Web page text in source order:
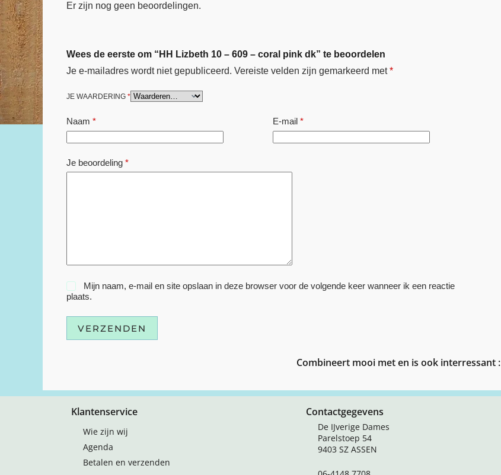
Er zijn nog geen beoordelingen.
Wees de eerste om “HH Lizbeth 10 – 609 – coral pink dk” te beoordelen
Je e-mailadres wordt niet gepubliceerd. Vereiste velden zijn gemarkeerd met*
JE WAARDERING *
Naam * E-mail*
Je beoordeling *
Mijn naam, e-mail en site opslaan in deze browser voor de volgende keer wanneer ik een reactie
plaats.
VERZENDEN
Combineert mooi met en is ook interressant :
Klantenservice
Wie zijn wij
Agenda
Betalen en verzenden
Contactgegevens
De IJverige Dames
Parelstoep 54
9403 SZ ASSEN